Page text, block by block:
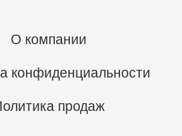
О компании
конфиденциальности
продаж